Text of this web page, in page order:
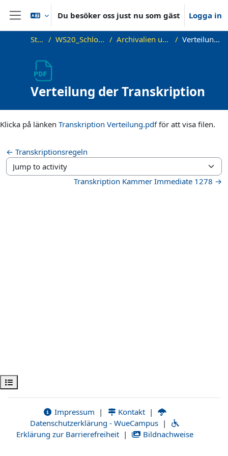
Gå direkt till huvudinnehåll
Sidopanel
Du besöker oss just nu som gäst Logga in
Öppna kursmenyn
Startsida WS20_Schloss Friedenstein Gotha Archivalien und Transkriptionsregeln Verteilung der Transkription
Verteilung der Transkription
Klicka på länken Transkription Verteilung.pdfför att visa filen.
← Transkriptionsregeln
Jump to activity
Transkription Kammer Immediate 1278 →
Impressum | Kontakt |
Datenschutzerklärung - WueCampus |
Erklärung zur Barrierefreiheit | Bildnachweise